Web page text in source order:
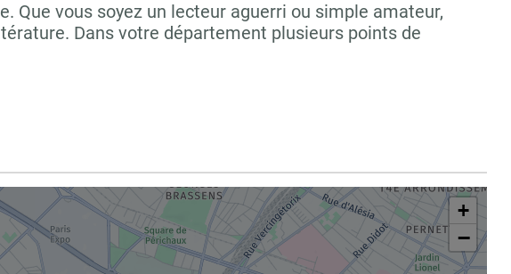
Que vous soyez un lecteur aguerri ou simple amateur,
Dans votre département plusieurs points de
+
−